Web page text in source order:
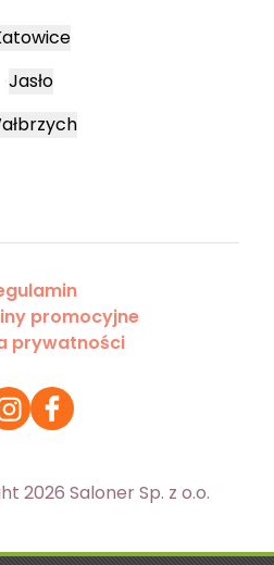
Jasło
promocyjne
prywatności
2026 Saloner Sp. z o.o.